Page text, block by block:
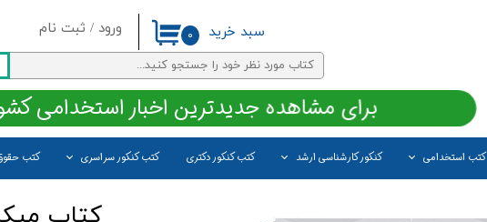
ورود / ثبت نام
حساب کاربری من
تغییر گذر واژه
سفارشات
خروج از حساب کاربری کتب استخدامی کنکور کارشناسی ارشد کتب کنکور دکتری کتب کنکور سراسری کتب
۰ سبد خرید
برای مشاهده جدیدترین اخبار استخدامی